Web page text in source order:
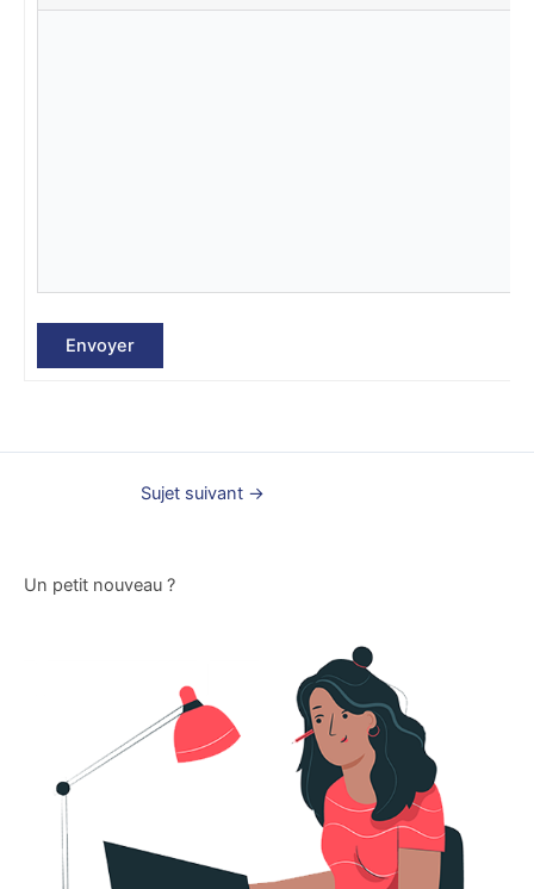
Envoyer
Sujet suivant →
Un petit nouveau ?